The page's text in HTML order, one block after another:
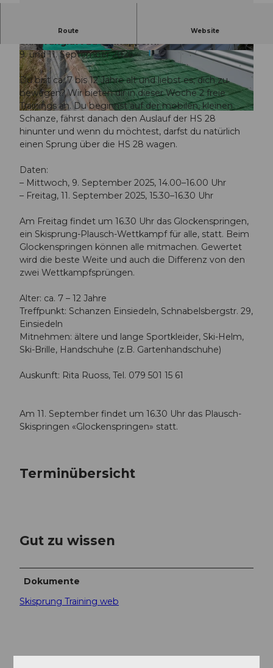
© Guidle.com
© Guidle.com © Guidle.com
Route Website
Wir bieten allen Kindern die Möglichkeit, erstmals
Skisprungluft zu schnuppern.
9. und 11. September 2026
Du bist ca. 7 bis 12 Jahre alt und liebst es, dich zu
bewegen? Wir bieten dir in dieser Woche 2 freie
Trainings an. Du beginnst auf der mobilen, kleinen
Schanze, fährst danach den Auslauf der HS 28
hinunter und wenn du möchtest, darfst du natürlich
einen Sprung über die HS 28 wagen.
Daten:
– Mittwoch, 9. September 2025, 14.00–16.00 Uhr
– Freitag, 11. September 2025, 15.30–16.30 Uhr
Am Freitag findet um 16.30 Uhr das Glockenspringen,
ein Skisprung-Plausch-Wettkampf für alle, statt. Beim
Glockenspringen können alle mitmachen. Gewertet
wird die beste Weite und auch die Differenz von den
zwei Wettkampfsprüngen.
Alter: ca. 7 – 12 Jahre
Treffpunkt: Schanzen Einsiedeln, Schnabelsbergstr. 29,
Einsiedeln
Mitnehmen: ältere und lange Sportkleider, Ski-Helm,
Ski-Brille, Handschuhe (z.B. Gartenhandschuhe)
Auskunft: Rita Ruoss, Tel. 079 501 15 61
Am 11. September findet um 16.30 Uhr das Plausch-
Skispringen «Glockenspringen» statt.
Terminübersicht
Gut zu wissen
Dokumente
Skisprung Training web